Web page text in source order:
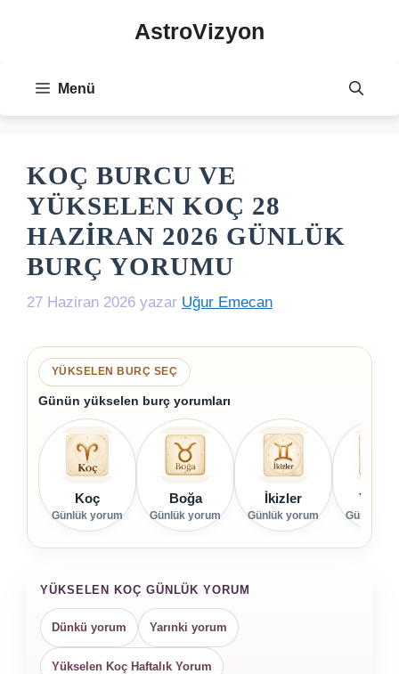
AstroVizyon
Menü
KOÇ BURCU VE
YÜKSELEN KOÇ 28
HAZIRAN 2026 GÜNLÜK
BURÇ YORUMU
27 Haziran 2026 yazar Uğur Emecan
YÜKSELEN BURÇ SEÇ
Günün yükselen burç yorumları
Koç
Günlük yorum
Boğa
Günlük yorum
İkizler
Günlük yorum Günlük
YÜKSELEN KOÇ GÜNLÜK YORUM
Dünkü yorum Yarınki yorum
Yükselen Koç Haftalık Yorum